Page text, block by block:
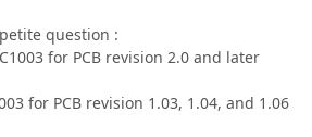
question :
for PCB revision 2.0 and later
for PCB revision 1.03, 1.04, and 1.06